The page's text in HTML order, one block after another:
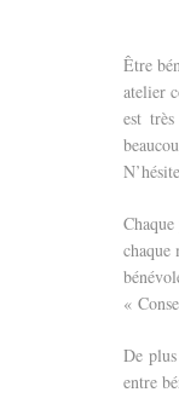
Être
atelier
est
chaque
«
De
entre